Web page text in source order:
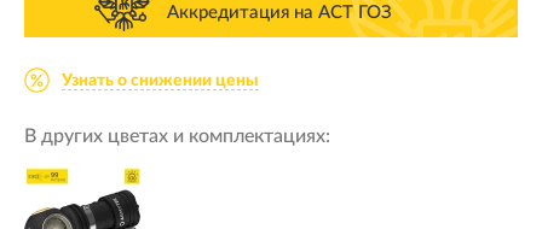
Аккредитация на АСТ ГОЗ
Узнать о снижении цены
В других цветах и комплектациях: